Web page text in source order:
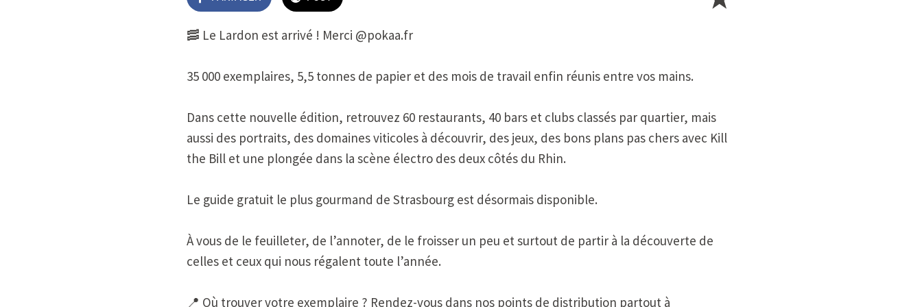
🥓 Le Lardon est arrivé ! Merci @pokaa.fr
35 000 exemplaires, 5,5 tonnes de papier et des mois de travail enfin réunis entre vos mains.
Dans cette nouvelle édition, retrouvez 60 restaurants, 40 bars et clubs classés par quartier, mais
aussi des portraits, des domaines viticoles à découvrir, des jeux, des bons plans pas chers avec Kill
the Bill et une plongée dans la scène électro des deux côtés du Rhin.
Le guide gratuit le plus gourmand de Strasbourg est désormais disponible.
À vous de le feuilleter, de l’annoter, de le froisser un peu et surtout de partir à la découverte de
celles et ceux qui nous régalent toute l’année.
📍 Où trouver votre exemplaire ? Rendez-vous dans nos points de distribution partout à